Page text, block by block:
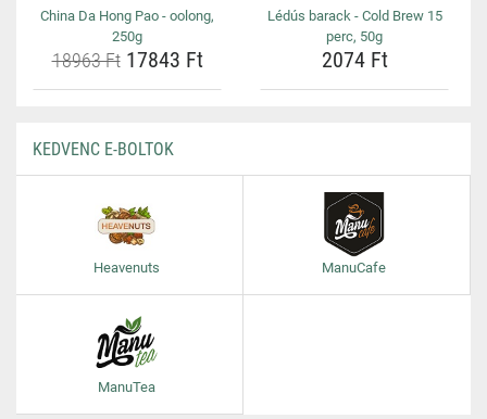
China Da Hong Pao - oolong,
250g
18963 Ft17843 Ft
Lédús barack - Cold Brew 15
perc, 50g
2074 Ft
KEDVENC E-BOLTOK
Heavenuts ManuCafe
ManuTea